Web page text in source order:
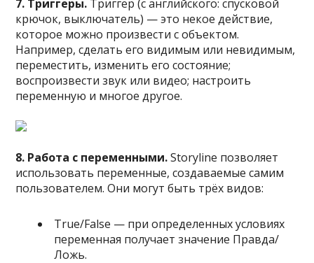
7. Триггеры. Триггер (с английского: спусковой
крючок, выключатель) — это некое действие,
которое можно произвести с объектом.
Например, сделать его видимым или невидимым,
переместить, изменить его состояние;
воспроизвести звук или видео; настроить
переменную и многое другое.
8. Работа с переменными.Storyline позволяет
использовать переменные, создаваемые самим
пользователем. Они могут быть трёх видов:
True/False — при определенных условиях
переменная получает значение Правда/
Ложь.